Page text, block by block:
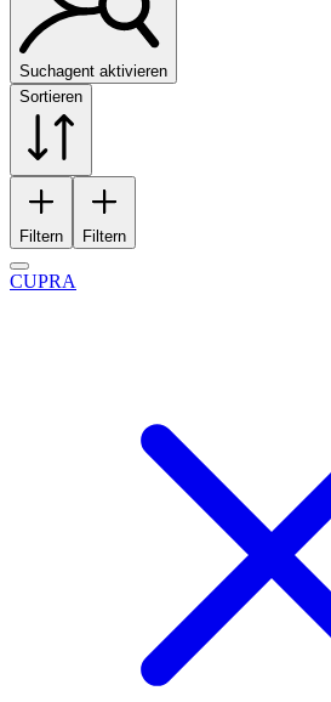
Suchagent aktivieren
Sortieren
Filtern Filtern
CUPRA